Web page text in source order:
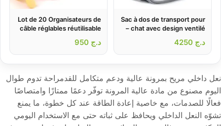
Sac à dos de transport pour
chat avec design ventilé –
د.ج
Lot de 20 Organisateurs de
câble réglables réutilisable
د.ج
نعل داخلي مريح بمرونة عالية ودعم متكامل للقدمراحة تدوم طوال
اليوم مصنوع من مادة عالية المرونة توفّر دعمًا ممتازًا وامتصاصًا
فعالًا للصدمات، مع خاصية إعادة الطاقة عند كل خطوة، ما يمنع
تشوّه النعل الداخلي ويحافظ على ثباته حتى مع الاستخدام اليومي